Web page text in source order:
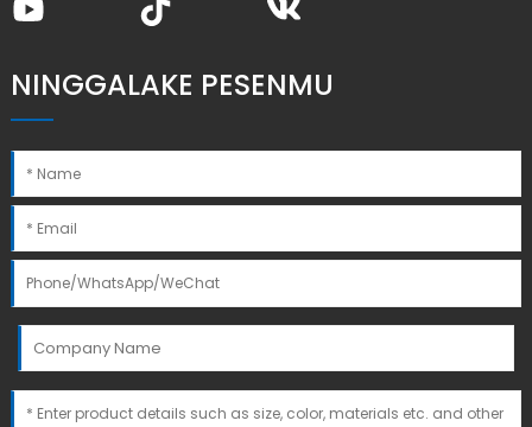
NINGGALAKE PESENMU